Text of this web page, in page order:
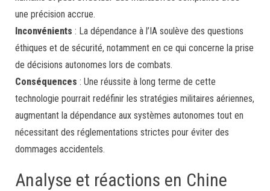
une précision accrue.
Inconvénients : La dépendance à l’IA soulève des questions
éthiques et de sécurité, notamment en ce qui concerne la prise
de décisions autonomes lors de combats.
Conséquences : Une réussite à long terme de cette
technologie pourrait redéfinir les stratégies militaires aériennes,
augmentant la dépendance aux systèmes autonomes tout en
nécessitant des réglementations strictes pour éviter des
dommages accidentels.
Analyse et réactions en Chine